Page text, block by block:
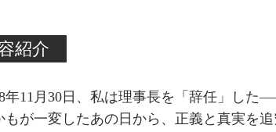
紹介
年11月30日、私は理事長を「辞任」した
もが一変したあの日から、正義と真実を追